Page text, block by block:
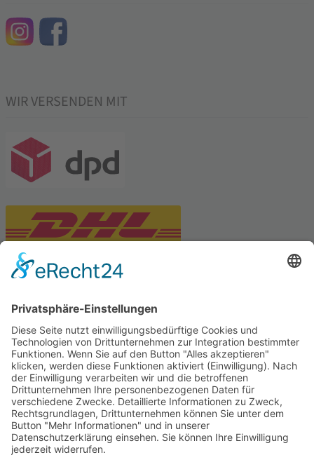
WIR VERSENDEN MIT
Tekal – Textile Lebensqualität
Exklusive moderne & Orientteppiche
Feuerwerk XXL
Pyrotechnik online bestellen
© Stadtmühle Waldenbuch 2026